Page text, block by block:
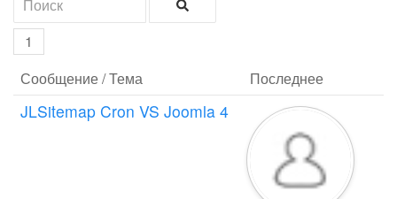
1
Сообщение / Тема
Последнее
JLSitemap Cron VS Joomla 4